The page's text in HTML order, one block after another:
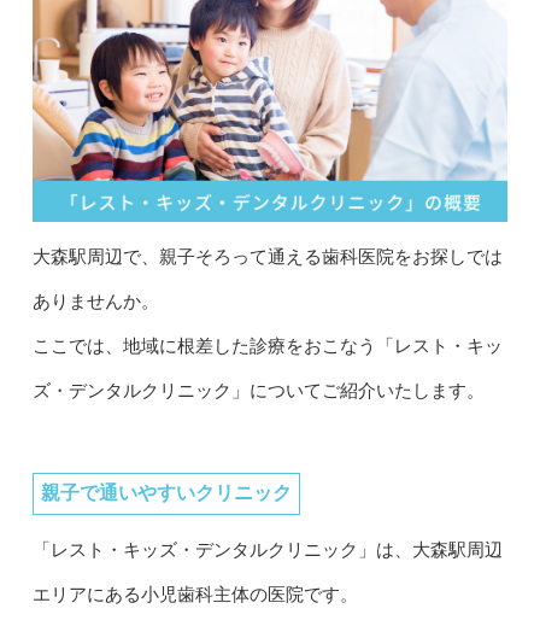
大森駅周辺で、親子そろって通える歯科医院をお探しでは
ありませんか。
ここでは、地域に根差した診療をおこなう「レスト・キッ
ズ・デンタルクリニック」についてご紹介いたします。
親子で通いやすいクリニック
「レスト・キッズ・デンタルクリニック」は、大森駅周辺
エリアにある小児歯科主体の医院です。